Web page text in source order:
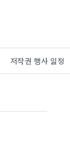
저작권 행사 일정